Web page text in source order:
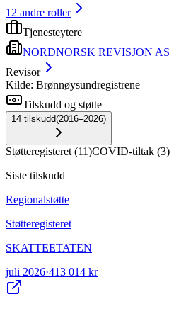
12 andre roller
Tjenesteytere
NORDNORSK REVISJON AS
Revisor
Kilde: Brønnøysundregistrene
Tilskudd og støtte
14 tilskudd(2016–2026)
Støtteregisteret (11)COVID-tiltak (3)
Siste tilskudd
Regionalstøtte
Støtteregisteret
SKATTEETATEN
juli 2026·413 014 kr